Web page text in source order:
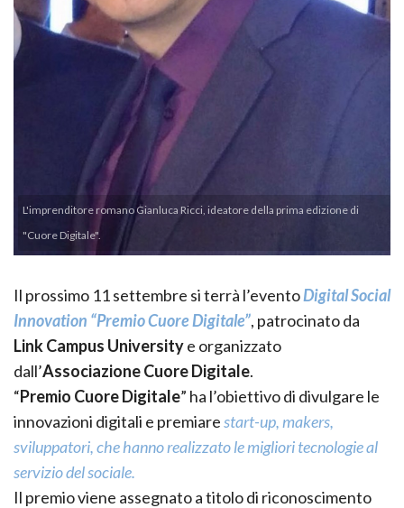
L'imprenditore romano Gianluca Ricci, ideatore della prima edizione di
"Cuore Digitale".
Il prossimo 11 settembre si terrà l’eventoDigital Social
Innovation “Premio Cuore Digitale”, patrocinato da
Link Campus Universitye organizzato
dall’Associazione Cuore Digitale.
“Premio Cuore Digitale” ha l’obiettivo di divulgare le
innovazioni digitali e premiarestart-up, makers,
sviluppatori, che hanno realizzato le migliori tecnologie al
servizio del sociale.
Il premio viene assegnato a titolo di riconoscimento